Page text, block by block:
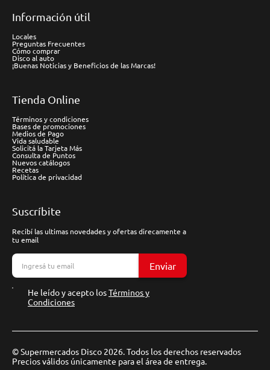
Información útil
Locales
Preguntas Frecuentes
Cómo comprar
Disco al auto
¡Buenas Noticias y Beneficios de las Marcas!
Tienda Online
Términos y condiciones
Bases de promociones
Medios de Pago
Vida saludable
Solicitá la Tarjeta Más
Consulta de Puntos
Nuevos catálogos
Recetas
Política de privacidad
Suscríbite
Recibí las ultimas novedades y ofertas direcamente a
tu email
Enviar
He leído y acepto losTérminos y
Condiciones
© Supermercados Disco 2026. Todos los derechos reservados
Precios válidos únicamente para el área de entrega.